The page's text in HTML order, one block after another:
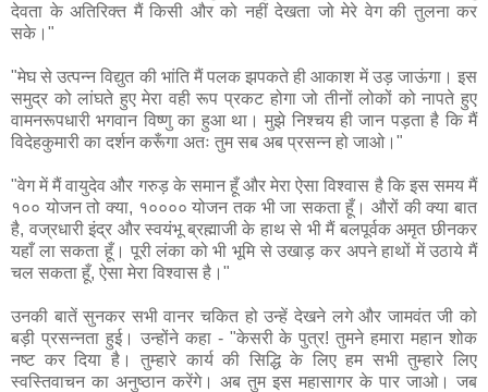
देवता के अतिरिक्त मैं किसी और को नहीं देखता जो मेरे वेग की तुलना कर
सके।"
"मेघ से उत्पन्न विद्युत की भांति मैं पलक झपकते ही आकाश में उड़ जाऊंगा। इस
समुद्र को लांघते हुए मेरा वही रूप प्रकट होगा जो तीनों लोकों को नापते हुए
वामनरूपधारी भगवान विष्णु का हुआ था। मुझे निश्चय ही जान पड़ता है कि मैं
विदेहकुमारी का दर्शन करूँगा अतः तुम सब अब प्रसन्न हो जाओ।"
"वेग में मैं वायुदेव और गरुड़ के समान हूँ और मेरा ऐसा विश्वास है कि इस समय मैं
१०० योजन तो क्या, १०००० योजन तक भी जा सकता हूँ। औरों की क्या बात
है, वज्रधारी इंद्र और स्वयंभू ब्रह्माजी के हाथ से भी मैं बलपूर्वक अमृत छीनकर
यहाँ ला सकता हूँ। पूरी लंका को भी भूमि से उखाड़ कर अपने हाथों में उठाये मैं
चल सकता हूँ, ऐसा मेरा विश्वास है।"
उनकी बातें सुनकर सभी वानर चकित हो उन्हें देखने लगे और जामवंत जी को
बड़ी प्रसन्नता हुई। उन्होंने कहा - "केसरी के पुत्र! तुमने हमारा महान शोक
नष्ट कर दिया है। तुम्हारे कार्य की सिद्धि के लिए हम सभी तुम्हारे लिए
स्वस्तिवाचन का अनुष्ठान करेंगे। अब तुम इस महासागर के पार जाओ। जब